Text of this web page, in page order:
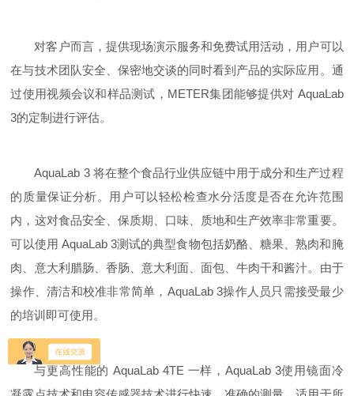
对客户而言，提供现场演示服务和免费试用活动，用户可以
在与技术团队安全、保密地交谈的同时看到产品的实际应用。通
过使用视频会议和样品测试， METER集团能够提供对 AquaLab
3的定制进行评估。
AquaLab 3 将在整个食品行业供应链中用于成分和生产过程
的质量保证分析。用户可以轻松检查水分活度是否在允许范围
内，这对食品安全、保质期、口味、质地和生产效率非常重要。
可以使用 AquaLab 3测试的典型食物包括奶酪、糖果、熟肉和腌
肉、意大利腊肠、香肠、意大利面、面包、牛肉干和酱汁。由于
操作、清洁和校准非常简单， AquaLab 3操作人员只需接受最少
的培训即可使用。
与更高性能的 AquaLab 4TE 一样， AquaLab 3使用镜面冷